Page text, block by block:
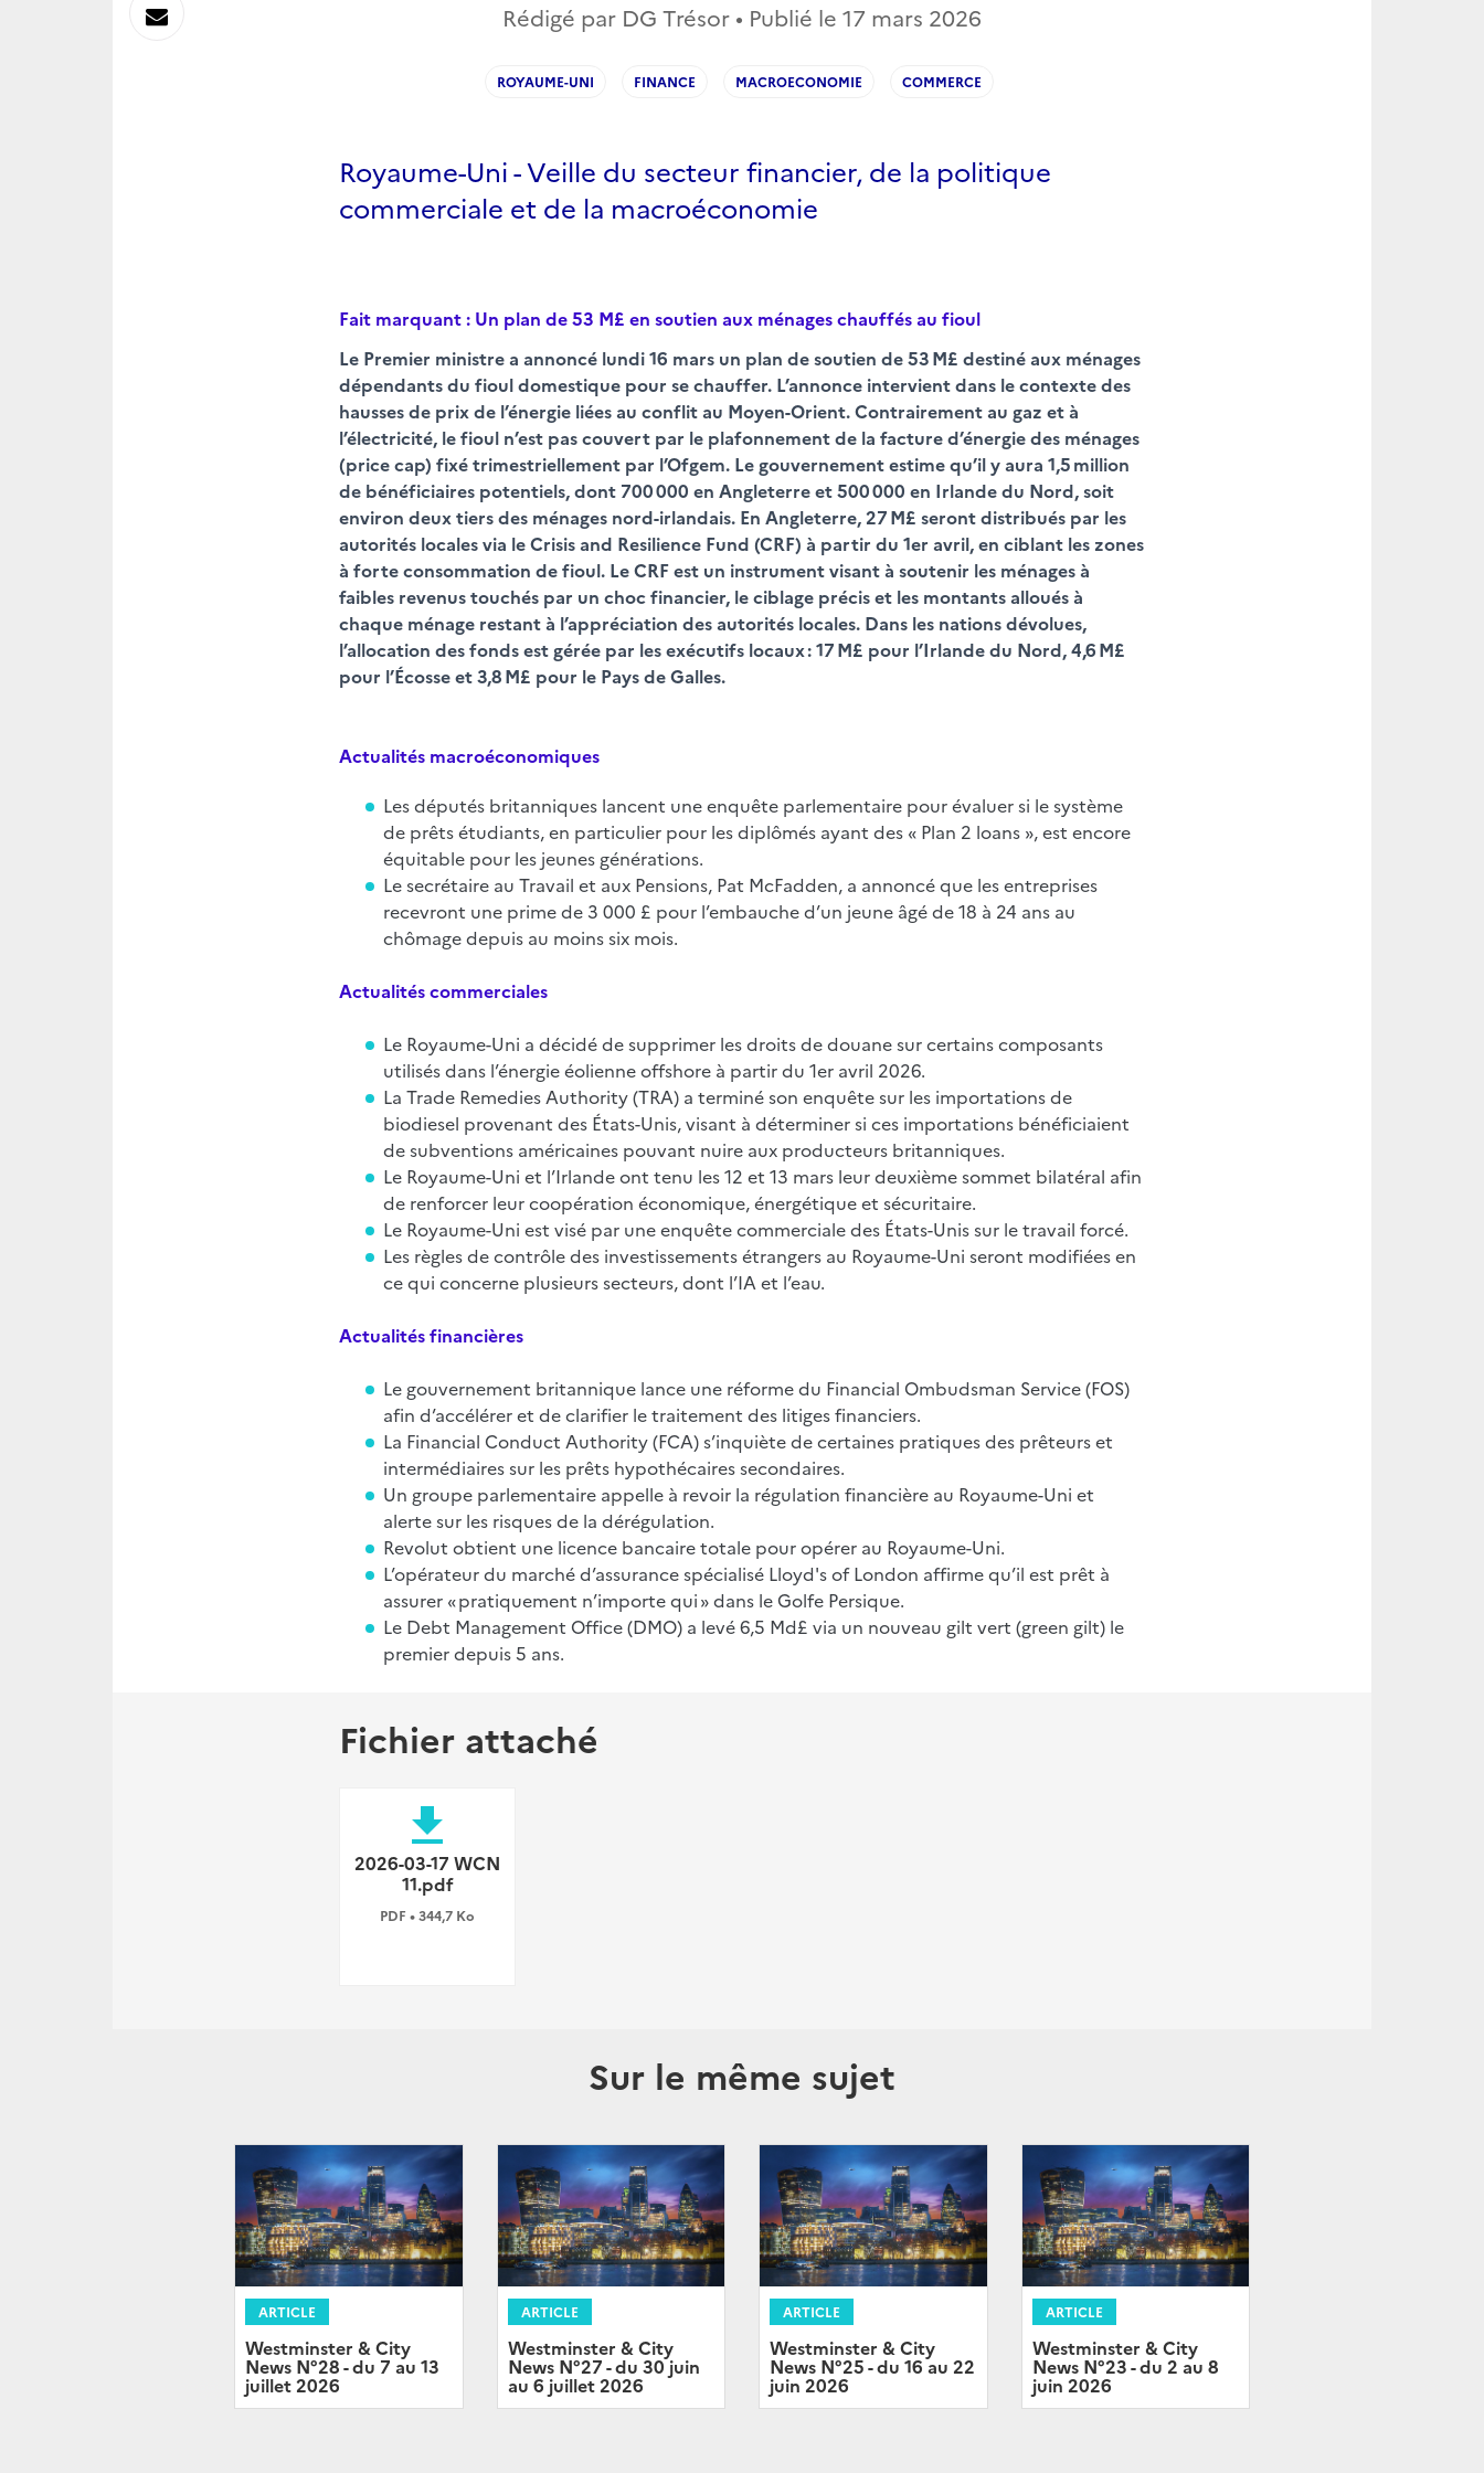
Rédigé par DG Trésor • Publié le 17 mars 2026
ROYAUME-UNI FINANCE MACROECONOMIE COMMERCE
Royaume-Uni - Veille du secteur financier, de la politique
commerciale et de la macroéconomie
Fait marquant : Un plan de 53 M£ en soutien aux ménages chauffés au fioul
Le Premier ministre a annoncé lundi 16 mars un plan de soutien de 53 M£ destiné aux ménages
dépendants du fioul domestique pour se chauffer. L’annonce intervient dans le contexte des
hausses de prix de l’énergie liées au conflit au Moyen-Orient. Contrairement au gaz et à
l’électricité, le fioul n’est pas couvert par le plafonnement de la facture d’énergie des ménages
(price cap) fixé trimestriellement par l’Ofgem. Le gouvernement estime qu’il y aura 1,5 million
de bénéficiaires potentiels, dont 700 000 en Angleterre et 500 000 en Irlande du Nord, soit
environ deux tiers des ménages nord-irlandais. En Angleterre, 27 M£ seront distribués par les
autorités locales via le Crisis and Resilience Fund (CRF) à partir du 1er avril, en ciblant les zones
à forte consommation de fioul. Le CRF est un instrument visant à soutenir les ménages à
faibles revenus touchés par un choc financier, le ciblage précis et les montants alloués à
chaque ménage restant à l’appréciation des autorités locales. Dans les nations dévolues,
l’allocation des fonds est gérée par les exécutifs locaux : 17 M£ pour l’Irlande du Nord, 4,6 M£
pour l’Écosse et 3,8 M£ pour le Pays de Galles.
Actualités macroéconomiques
Les députés britanniques lancent une enquête parlementaire pour évaluer si le système
de prêts étudiants, en particulier pour les diplômés ayant des « Plan 2 loans », est encore
équitable pour les jeunes générations.
Le secrétaire au Travail et aux Pensions, Pat McFadden, a annoncé que les entreprises
recevront une prime de 3 000 £ pour l’embauche d’un jeune âgé de 18 à 24 ans au
chômage depuis au moins six mois.
Actualités commerciales
Le Royaume-Uni a décidé de supprimer les droits de douane sur certains composants
utilisés dans l’énergie éolienne offshore à partir du 1er avril 2026.
La Trade Remedies Authority (TRA) a terminé son enquête sur les importations de
biodiesel provenant des États-Unis, visant à déterminer si ces importations bénéficiaient
de subventions américaines pouvant nuire aux producteurs britanniques.
Le Royaume-Uni et l’Irlande ont tenu les 12 et 13 mars leur deuxième sommet bilatéral afin
de renforcer leur coopération économique, énergétique et sécuritaire.
Le Royaume-Uni est visé par une enquête commerciale des États-Unis sur le travail forcé.
Les règles de contrôle des investissements étrangers au Royaume-Uni seront modifiées en
ce qui concerne plusieurs secteurs, dont l’IA et l’eau.
Actualités financières
Le gouvernement britannique lance une réforme du Financial Ombudsman Service (FOS)
afin d’accélérer et de clarifier le traitement des litiges financiers.
La Financial Conduct Authority (FCA) s’inquiète de certaines pratiques des prêteurs et
intermédiaires sur les prêts hypothécaires secondaires.
Un groupe parlementaire appelle à revoir la régulation financière au Royaume-Uni et
alerte sur les risques de la dérégulation.
Revolut obtient une licence bancaire totale pour opérer au Royaume-Uni.
L’opérateur du marché d’assurance spécialisé Lloyd's of London affirme qu’il est prêt à
assurer « pratiquement n’importe qui » dans le Golfe Persique.
Le Debt Management Office (DMO) a levé 6,5 Md£ via un nouveau gilt vert (green gilt) le
premier depuis 5 ans.
Fichier attaché
file_download
2026-03-17 WCN
11.pdf
PDF • 344,7 Ko
Sur le même sujet
ARTICLE
Westminster & City
News N°28 - du 7 au 13
juillet 2026
ARTICLE
Westminster & City
News N°27 - du 30 juin
au 6 juillet 2026
ARTICLE
Westminster & City
News N°25 - du 16 au 22
juin 2026
ARTICLE
Westminster & City
News N°23 - du 2 au 8
juin 2026
Envoyer